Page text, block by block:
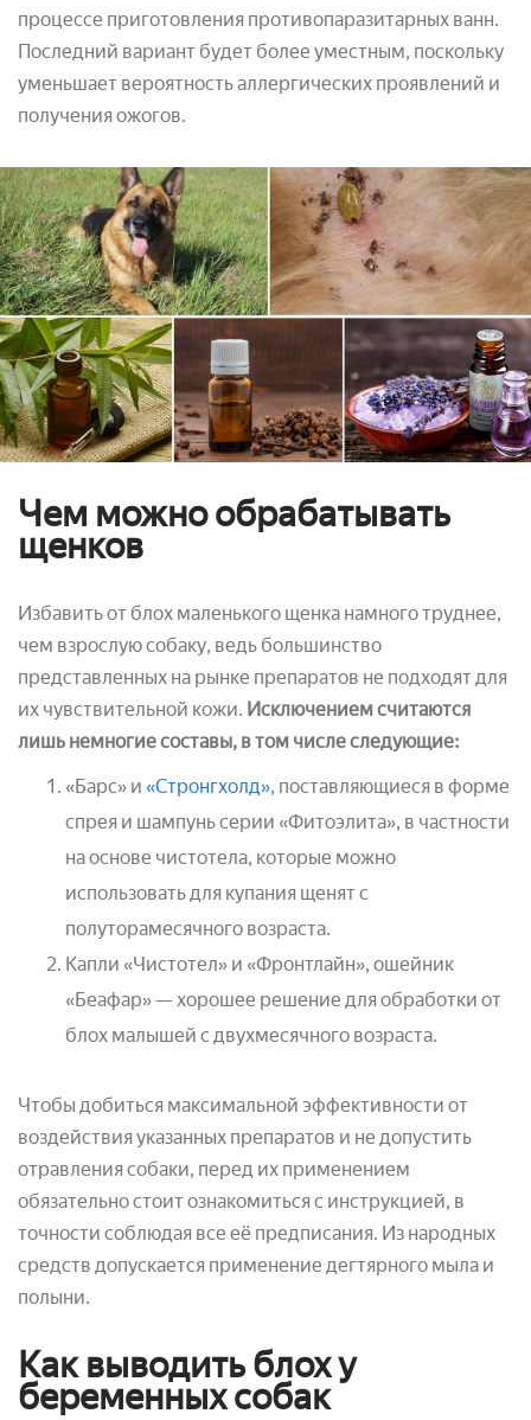
процессе приготовления противопаразитарных ванн.
Последний вариант будет более уместным, поскольку
уменьшает вероятность аллергических проявлений и
получения ожогов.
Чем можно обрабатывать
щенков
Избавить от блох маленького щенка намного труднее,
чем взрослую собаку, ведь большинство
представленных на рынке препаратов не подходят для
их чувствительной кожи. Исключением считаются
лишь немногие составы, в том числе следующие:
«Барс» и «Стронгхолд», поставляющиеся в форме
спрея и шампунь серии «Фитоэлита», в частности
на основе чистотела, которые можно
использовать для купания щенят с
полуторамесячного возраста.
Капли «Чистотел» и «Фронтлайн», ошейник
«Беафар» — хорошее решение для обработки от
блох малышей с двухмесячного возраста.
Чтобы добиться максимальной эффективности от
воздействия указанных препаратов и не допустить
отравления собаки, перед их применением
обязательно стоит ознакомиться с инструкцией, в
точности соблюдая все её предписания. Из народных
средств допускается применение дегтярного мыла и
полыни.
Как выводить блох у
беременных собак